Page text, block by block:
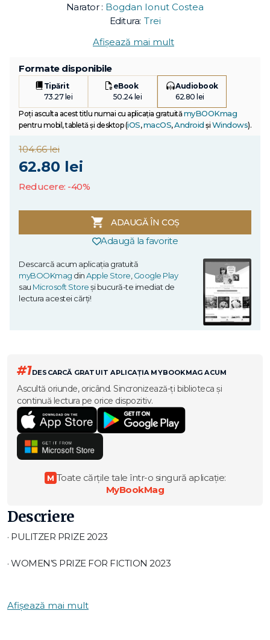
Narator : Bogdan Ionut Costea
Editura: Trei
Afișează mai mult
Formate disponibile
Tipărit
73.27 lei
eBook
50.24 lei
Audiobook
62.80 lei
Poți asculta acest titlu numai cu aplicația gratuitămyBOOKmag
pentru mobil, tabletă și desktop (iOS,macOS,Android și Windows).
104.66 lei
62.80 lei
Reducere: -40%
ADAUGĂ ÎN COȘ
Adaugă la favorite
Descarcă acum aplicația gratuită
myBOOKmag dinApple Store,Google Play
sau Microsoft Storeși bucură-te imediat de
lectura acestei cărți!
#1DESCARCĂ GRATUIT APLICAȚIA MYBOOKMAG ACUM
Ascultă oriunde, oricând. Sincronizează-ți biblioteca și
continuă lectura pe orice dispozitiv.
M Toate cărțile tale într-o singură aplicație:
MyBookMag
Descriere
· PULITZER PRIZE 2023
· WOMEN’S PRIZE FOR FICTION 2023
Afișează mai mult